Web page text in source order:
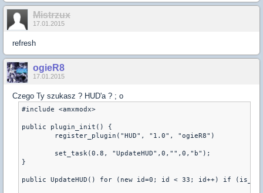
Mistrzux
17.01.2015
refresh
ogieR8
17.01.2015
Czego Ty szukasz ? HUD'a ? ; o
#include <amxmodx>
public plugin_init() {
}
public UpdateHUD() for (new id=0; id < 33; id++) if